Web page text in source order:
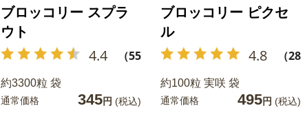
ブロッコリー スプラ
ウト
4.4 （55）
約3300粒 袋
通常価格 345円 (税込)
ブロッコリー ピクセ
ル
4.8 （28）
約100粒 実咲 袋
通常価格 495円 (税込)